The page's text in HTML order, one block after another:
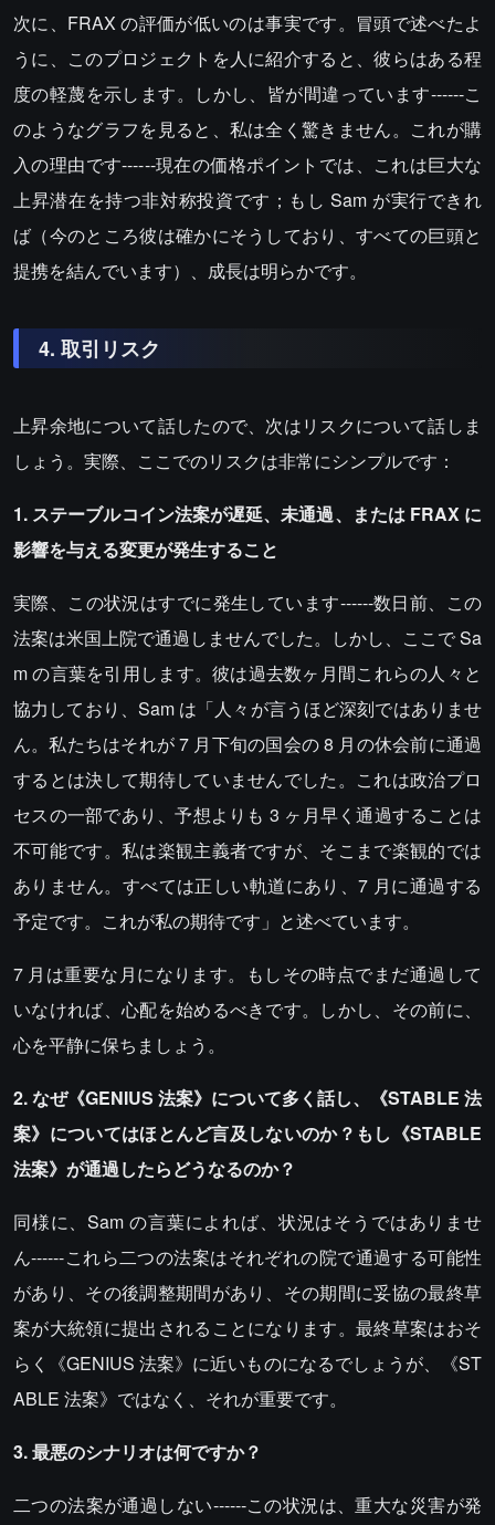
次に、FRAX の評価が低いのは事実です。冒頭で述べたよ
うに、このプロジェクトを人に紹介すると、彼らはある程
度の軽蔑を示します。しかし、皆が間違っています------こ
のようなグラフを見ると、私は全く驚きません。これが購
入の理由です------現在の価格ポイントでは、これは巨大な
上昇潜在を持つ非対称投資です；もし Sam が実行できれ
ば（今のところ彼は確かにそうしており、すべての巨頭と
提携を結んでいます）、成長は明らかです。
4. 取引リスク
上昇余地について話したので、次はリスクについて話しま
しょう。実際、ここでのリスクは非常にシンプルです：
1. ステーブルコイン法案が遅延、未通過、または FRAX に
影響を与える変更が発生すること
実際、この状況はすでに発生しています------数日前、この
法案は米国上院で通過しませんでした。しかし、ここで Sa
m の言葉を引用します。彼は過去数ヶ月間これらの人々と
協力しており、Sam は「人々が言うほど深刻ではありませ
ん。私たちはそれが 7 月下旬の国会の 8 月の休会前に通過
するとは決して期待していませんでした。これは政治プロ
セスの一部であり、予想よりも 3 ヶ月早く通過することは
不可能です。私は楽観主義者ですが、そこまで楽観的では
ありません。すべては正しい軌道にあり、7 月に通過する
予定です。これが私の期待です」と述べています。
7 月は重要な月になります。もしその時点でまだ通過して
いなければ、心配を始めるべきです。しかし、その前に、
心を平静に保ちましょう。
2. なぜ《GENIUS 法案》について多く話し、《STABLE 法
案》についてはほとんど言及しないのか？もし《STABLE
法案》が通過したらどうなるのか？
同様に、Sam の言葉によれば、状況はそうではありませ
ん------これら二つの法案はそれぞれの院で通過する可能性
があり、その後調整期間があり、その期間に妥協の最終草
案が大統領に提出されることになります。最終草案はおそ
らく《GENIUS 法案》に近いものになるでしょうが、《ST
ABLE 法案》ではなく、それが重要です。
3. 最悪のシナリオは何ですか？
二つの法案が通過しない------この状況は、重大な災害が発